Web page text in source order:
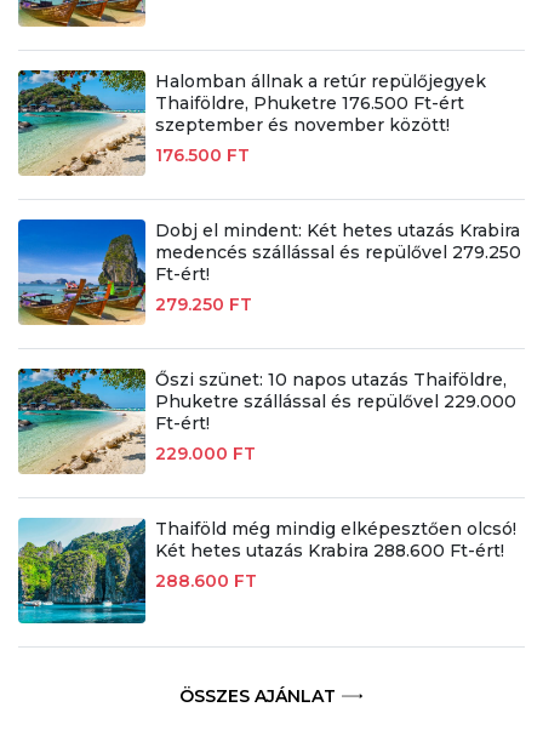
Halomban állnak a retúr repülőjegyek
Thaiföldre, Phuketre 176.500 Ft-ért
szeptember és november között!
176.500 FT
Dobj el mindent: Két hetes utazás Krabira
medencés szállással és repülővel 279.250
Ft-ért!
279.250 FT
Őszi szünet: 10 napos utazás Thaiföldre,
Phuketre szállással és repülővel 229.000
Ft-ért!
229.000 FT
Thaiföld még mindig elképesztően olcsó!
Két hetes utazás Krabira 288.600 Ft-ért!
288.600 FT
ÖSSZES AJÁNLAT